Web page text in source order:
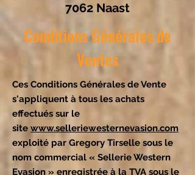
7062 Naast
Conditions Générales de
Ventes
Ces Conditions Générales de Vente
s'appliquent à tous les achats
effectués sur le
site www.selleriewesternevasion.com
exploité par Gregory Tirselle sous le
nom commercial « Sellerie Western
Evasion » enregistrée à la TVA sous le